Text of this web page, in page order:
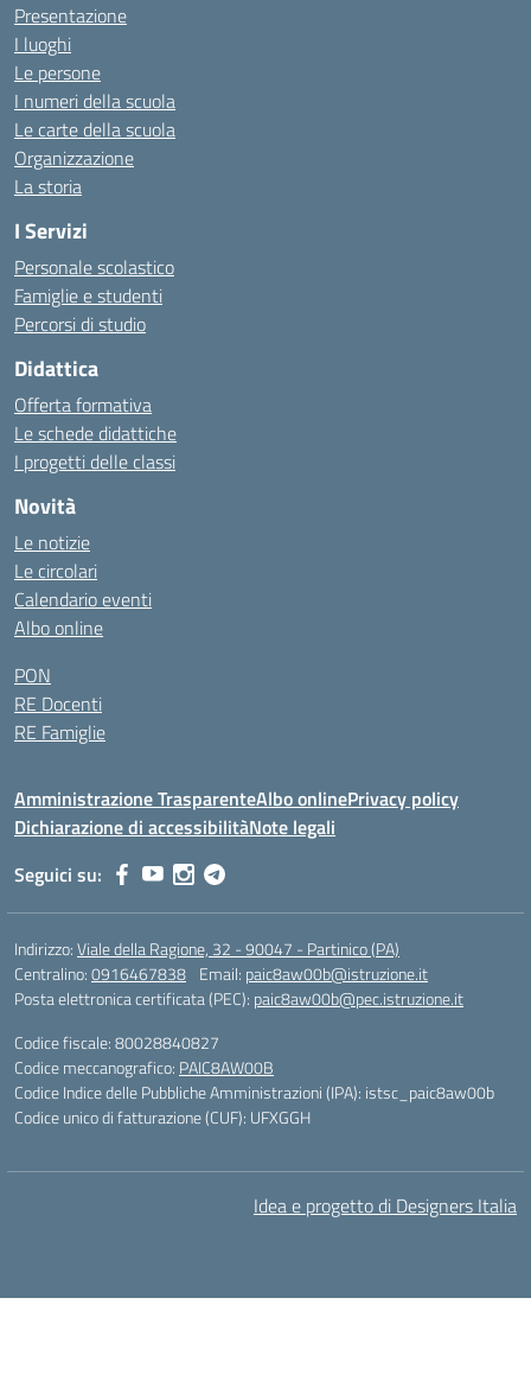
Presentazione
I luoghi
Le persone
I numeri della scuola
Le carte della scuola
Organizzazione
La storia
I Servizi
Personale scolastico
Famiglie e studenti
Percorsi di studio
Didattica
Offerta formativa
Le schede didattiche
I progetti delle classi
Novità
Le notizie
Le circolari
Calendario eventi
Albo online
PON
RE Docenti
RE Famiglie
Amministrazione TrasparenteAlbo onlinePrivacy policy
Dichiarazione di accessibilitàNote legali
Seguici su:
Indirizzo:Viale della Ragione, 32 - 90047 - Partinico (PA)
Centralino:0916467838 Email: paic8aw00b@istruzione.it
Posta elettronica certificata (PEC): paic8aw00b@pec.istruzione.it
Codice fiscale: 80028840827
Codice meccanografico: PAIC8AW00B
Codice Indice delle Pubbliche Amministrazioni (IPA): istsc_paic8aw00b
Codice unico di fatturazione (CUF): UFXGGH
Idea e progetto di Designers Italia